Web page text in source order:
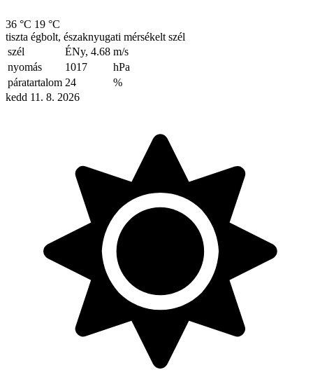
36 °C 19 °C
tiszta égbolt, északnyugati mérsékelt szél
szél
ÉNy, 4.68 m/s
nyomás
1017
hPa
páratartalom 24
%
kedd 11. 8. 2026